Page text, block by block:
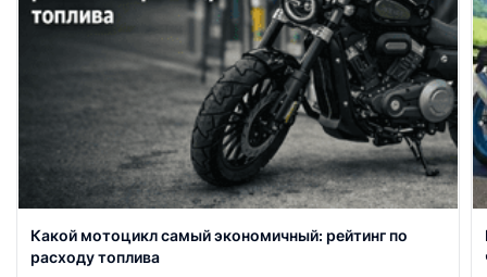
Какой мотоцикл самый экономичный: рейтинг по
расходу топлива